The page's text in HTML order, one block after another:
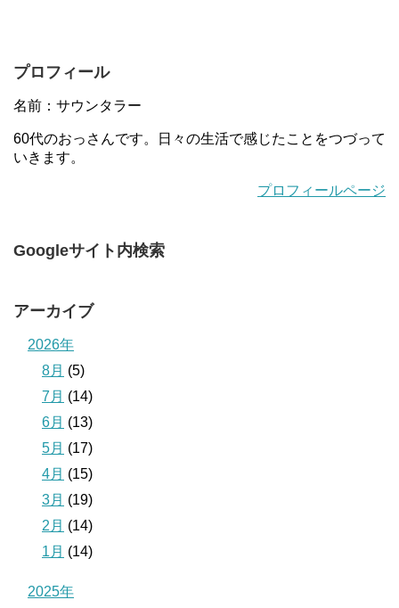
プロフィール
名前：サウンタラー
60代のおっさんです。日々の生活で感じたことをつづって
いきます。
プロフィールページ
Googleサイト内検索
アーカイブ
2026年
8月 (5)
7月 (14)
6月 (13)
5月 (17)
4月 (15)
3月 (19)
2月 (14)
1月 (14)
2025年